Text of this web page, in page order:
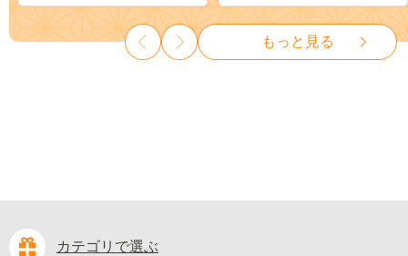
ット ぶどう ブドウ 葡萄 大粒
種なし 先行予約 富士川町
10000円 一万円 9000円 九千円
も 先行予約 送料無料 果物 岡
山県 笠岡市 清水白桃 白鳳 白
麗 クール便---
kasaoka_zsy_419_100---
もっと見る
カテゴリで選ぶ